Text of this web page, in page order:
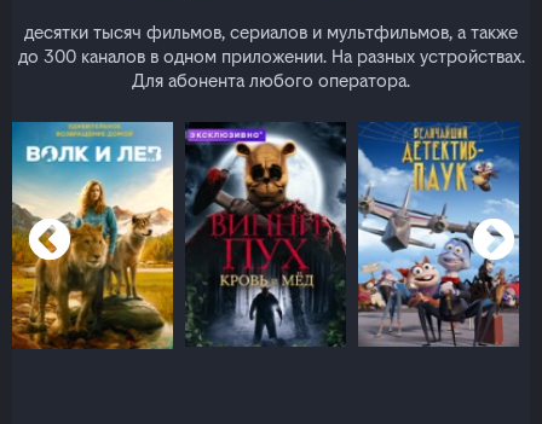
десятки тысяч фильмов, сериалов и мультфильмов, а также
до 300 каналов в одном приложении. На разных устройствах.
Для абонента любого оператора.